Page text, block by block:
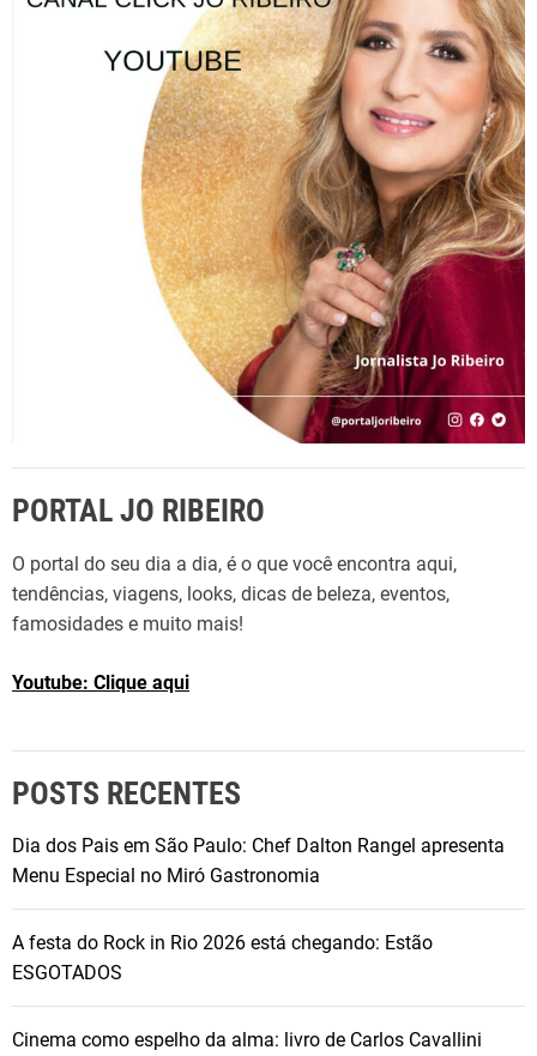
PORTAL JO RIBEIRO
O portal do seu dia a dia, é o que você encontra aqui,
tendências, viagens, looks, dicas de beleza, eventos,
famosidades e muito mais!
Youtube: Clique aqui
POSTS RECENTES
Dia dos Pais em São Paulo: Chef Dalton Rangel apresenta
Menu Especial no Miró Gastronomia
A festa do Rock in Rio 2026 está chegando: Estão
ESGOTADOS
Cinema como espelho da alma: livro de Carlos Cavallini